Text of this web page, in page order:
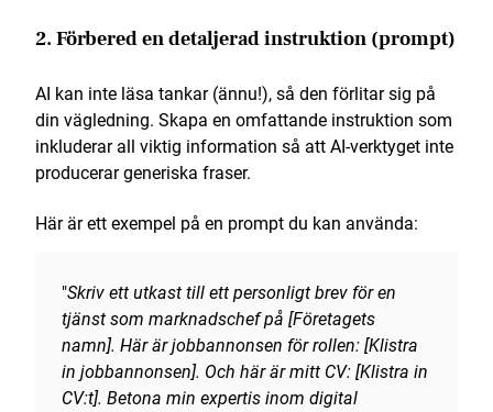
2. Förbered en detaljerad instruktion (prompt)
AI kan inte läsa tankar (ännu!), så den förlitar sig på
din vägledning. Skapa en omfattande instruktion som
inkluderar all viktig information så att AI-verktyget inte
producerar generiska fraser.
Här är ett exempel på en prompt du kan använda:
"Skriv ett utkast till ett personligt brev för en
tjänst som marknadschef på [Företagets
namn]. Här är jobbannonsen för rollen: [Klistra
in jobbannonsen]. Och här är mitt CV: [Klistra in
CV:t]. Betona min expertis inom digital